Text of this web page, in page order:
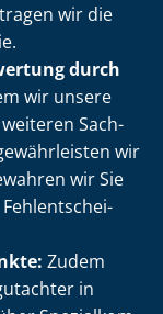
wir die
durch
wir unsere
Sach­
wir
wir Sie
Zudem
in